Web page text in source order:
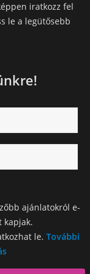
iratkozz fel
le a legütősebb
ajánlatokról e-
kapjak.
le. További